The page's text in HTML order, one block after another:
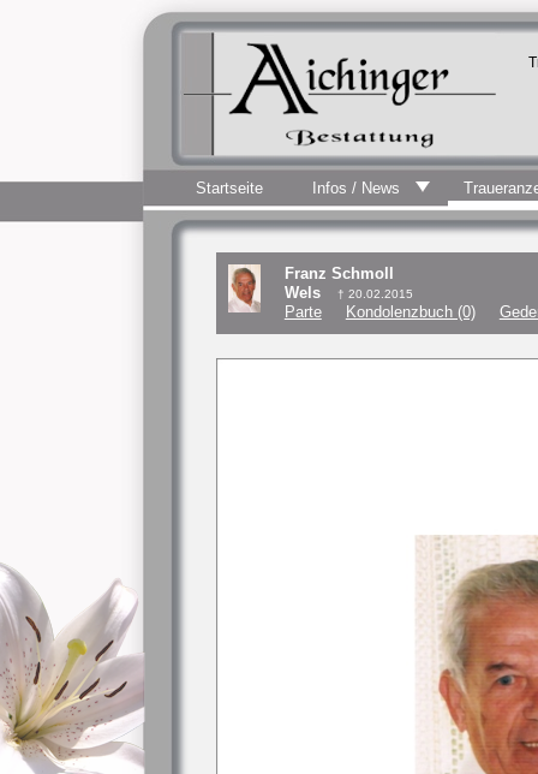
Startseite Infos / News
Franz Schmoll
Wels
† 20.02.2015
Parte Kondolenzbuch (0)